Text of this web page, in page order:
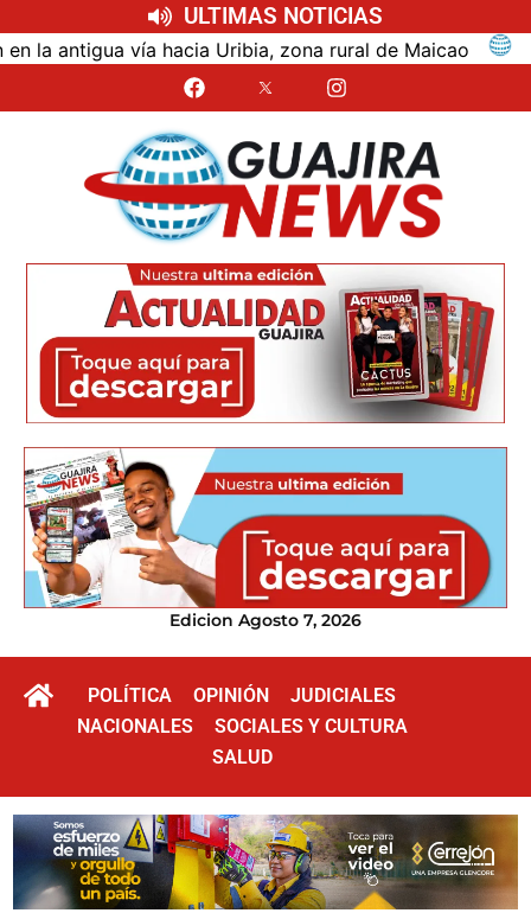
ULTIMAS NOTICIAS
vía hacia Uribia, zona rural de Maicao
Edicion Agosto 7, 2026
POLÍTICA OPINIÓN
JUDICIALES
NACIONALES
SOCIALES Y CULTURA
SALUD